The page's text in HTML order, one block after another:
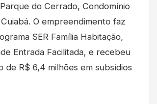
do Cerrado, Condomínio
O empreendimento faz
SER Família Habitação,
Entrada Facilitada, e recebeu
de R$ 6,4 milhões em subsídios